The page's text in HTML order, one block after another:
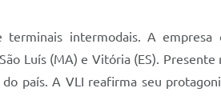
intermodais. A
Luís (MA) e Vitória (ES).
país. A VLI reafirma seu